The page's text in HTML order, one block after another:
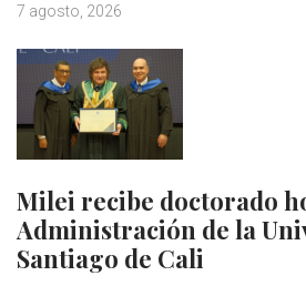
7 agosto, 2026
Milei recibe doctorado
Administración de la
Santiago de Cali